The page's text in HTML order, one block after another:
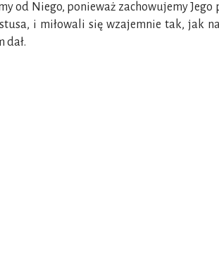
od Niego, ponieważ zachowujemy
i miłowali się wzajemnie tak, jak
dał.